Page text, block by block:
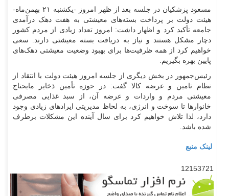
مسعود پزشکیان در جلسه بعد از ظهر امروز -یکشنبه ۲۱ بهمن‌ماه-
هیئت دولت بر پرداخت بسته‌های معیشتی به هفت دهک درآمدی
جامعه تأکید کرد و اظهار داشت: امروز تعداد زیادی از مردم کشور
دچار مشکل هستند و نیاز به دریافت بسته معیشتی دارند. سعی
خواهیم کرد از همه ظرفیت‌ها برای بهبود وضعیت معیشتی دهک‌های
پایین بهره بگیریم.
رئیس‌جمهور در بخش دیگری از جلسه امروز هیئت دولت با انتقاد از
نظام تامین و عرضه کالا گفت: در حوزه تأمین ذخایر مایحتاج
معیشتی مردم و واردات و عرضه آن، از سبد غذایی مصرفی
خانوار‌ها تا سوخت و انرژی، به لحاظ مدیریتی ایراد‌های زیادی وجود
دارد، لذا تلاش خواهیم کرد برای سال آینده این مشکلات برطرف
شده باشد.
لینک منبع
12153721